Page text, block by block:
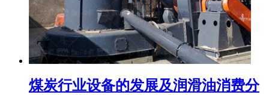
煤炭行业设备的发展及润滑油消费分